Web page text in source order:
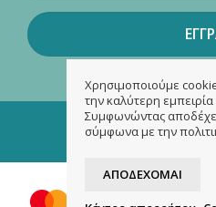
Copyright 2026 ©
Designed &
Χρησιμοποιούμε
την καλύτερη εμπειρία
Συμφωνώντας
σύμφωνα με την
ΑΠΟΔΈΧΟΜΑΙ